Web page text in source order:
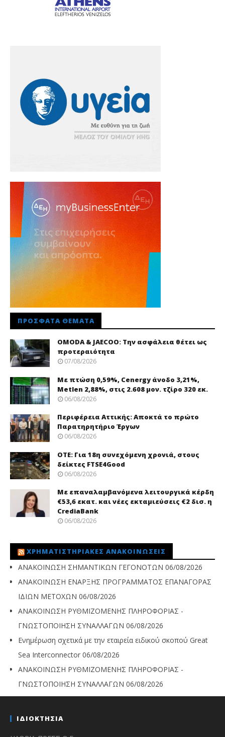
ΠΡΌΣΦΑΤΑ ΘΈΜΑΤΑ
OMODA & JAECOO: Την ασφάλεια θέτει ως
προτεραιότητα
07/08/2026
Με πτώση 0,59%, Cenergy άνοδο 3,21%,
Metlen 2,88%, στις 2.608 μον. τζίρο 320 εκ.
06/08/2026
Περιφέρεια Αττικής: Αποκτά το πρώτο
Παρατηρητήριο Έργων
06/08/2026
ΟΤΕ: Για 18η συνεχόμενη χρονιά, στους
δείκτες FTSE4Good
06/08/2026
Με επαναλαμβανόμενα λειτουργικά κέρδη
€53,6 εκατ. και νέες εκταμιεύσεις €2 δισ. η
CrediaBank
06/08/2026
ΧΡΗΜΑΤΙΣΤΗΡΙΑΚΈΣ ΑΝΑΚΟΙΝΏΣΕΙΣ
ΑΝΑΚΟΙΝΩΣΗ ΣΗΜΑΝΤΙΚΩΝ ΓΕΓΟΝΟΤΩΝ 06/08/2026
ΑΝΑΚΟΙΝΩΣΗ ΕΝΑΡΞΗΣ ΠΡΟΓΡΑΜΜΑΤΟΣ ΕΠΑΝΑΓΟΡΑΣ
ΙΔΙΩΝ ΜΕΤΟΧΩΝ 06/08/2026
ΑΝΑΚΟΙΝΩΣΗ ΡΥΘΜΙΖΟΜΕΝΗΣ ΠΛΗΡΟΦΟΡΙΑΣ -
ΓΝΩΣΤΟΠΟΙΗΣΗ ΣΥΝΑΛΛΑΓΩΝ 06/08/2026
Ενημέρωση σχετικά με την εταιρεία ειδικού σκοπού Great
Sea Interconnector 06/08/2026
ΑΝΑΚΟΙΝΩΣΗ ΡΥΘΜΙΖΟΜΕΝΗΣ ΠΛΗΡΟΦΟΡΙΑΣ -
ΓΝΩΣΤΟΠΟΙΗΣΗ ΣΥΝΑΛΛΑΓΩΝ 06/08/2026
ΙΔΙΟΚΤΗΣΙΑ